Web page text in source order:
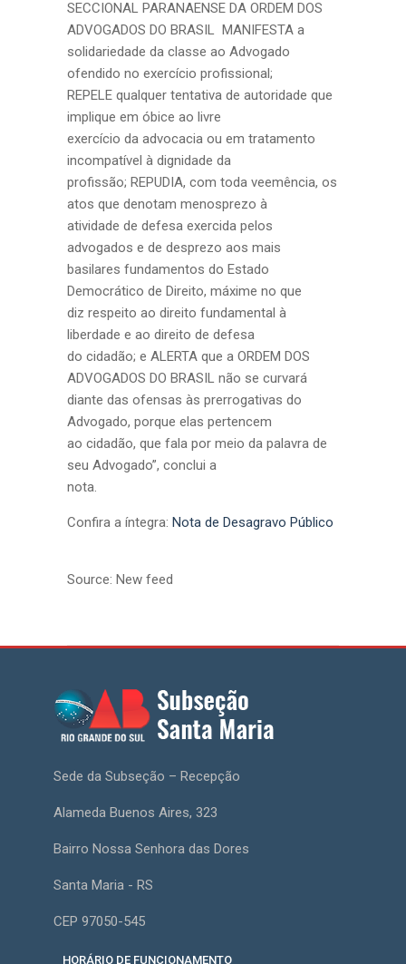
SECCIONAL PARANAENSE DA ORDEM DOS
ADVOGADOS DO BRASIL MANIFESTA a
solidariedade da classe ao Advogado
ofendido no exercício profissional;
REPELE qualquer tentativa de autoridade que
implique em óbice ao livre
exercício da advocacia ou em tratamento
incompatível à dignidade da
profissão; REPUDIA, com toda veemência, os
atos que denotam menosprezo à
atividade de defesa exercida pelos
advogados e de desprezo aos mais
basilares fundamentos do Estado
Democrático de Direito, máxime no que
diz respeito ao direito fundamental à
liberdade e ao direito de defesa
do cidadão; e ALERTA que a ORDEM DOS
ADVOGADOS DO BRASIL não se curvará
diante das ofensas às prerrogativas do
Advogado, porque elas pertencem
ao cidadão, que fala por meio da palavra de
seu Advogado”, conclui a
nota.
Confira a íntegra: Nota de Desagravo Público
Source: New feed
Sede da Subseção – Recepção
Alameda Buenos Aires, 323
Bairro Nossa Senhora das Dores
Santa Maria - RS
CEP 97050-545
HORÁRIO DE FUNCIONAMENTO